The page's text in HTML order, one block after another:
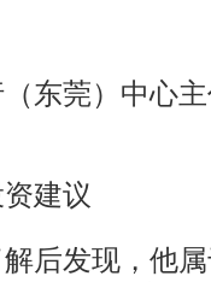
莞）中心主
建议
发现，他属